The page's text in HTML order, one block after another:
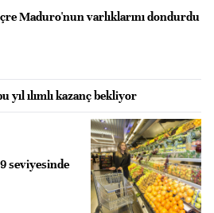
Maduro'nun varlıklarını dondurdu
yıl ılımlı kazanç bekliyor
seviyesinde